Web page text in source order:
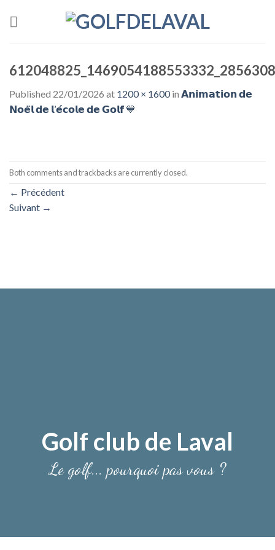
Published 22/01/2026 at 1200 × 1600in 𝗔𝗻𝗶𝗺𝗮𝘁𝗶𝗼𝗻 𝗱𝗲
𝗡𝗼𝗲̈𝗹 𝗱𝗲 𝗹’𝗲́𝗰𝗼𝗹𝗲 𝗱𝗲 𝗚𝗼𝗹𝗳 💙
Both comments and trackbacks are currently closed.
← Précédent
Suivant →
Golf club de Laval
Le golf... pourquoi pas vous ?